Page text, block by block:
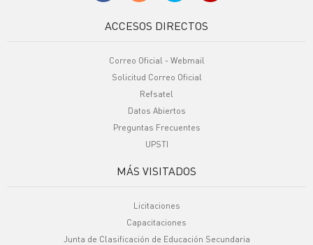
ACCESOS DIRECTOS
Correo Oficial - Webmail
Solicitud Correo Oficial
Refsatel
Datos Abiertos
Preguntas Frecuentes
UPSTI
MÁS VISITADOS
Licitaciones
Capacitaciones
Junta de Clasificación de Educación Secundaria